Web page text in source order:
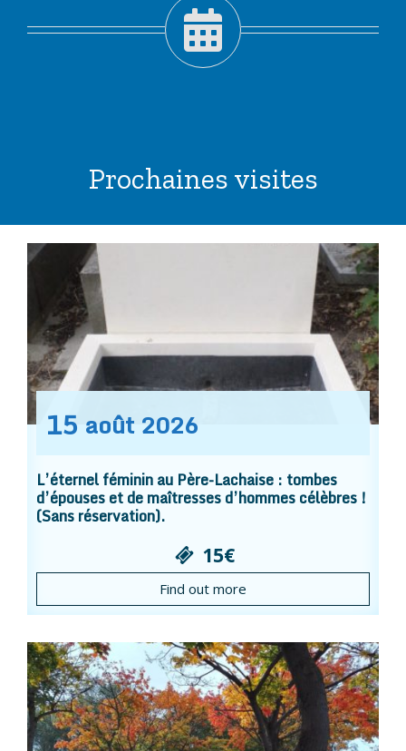
Prochaines visites
15 août 2026
L’éternel féminin au Père-Lachaise : tombes
d’épouses et de maîtresses d’hommes célèbres !
(Sans réservation).
15€
Find out more